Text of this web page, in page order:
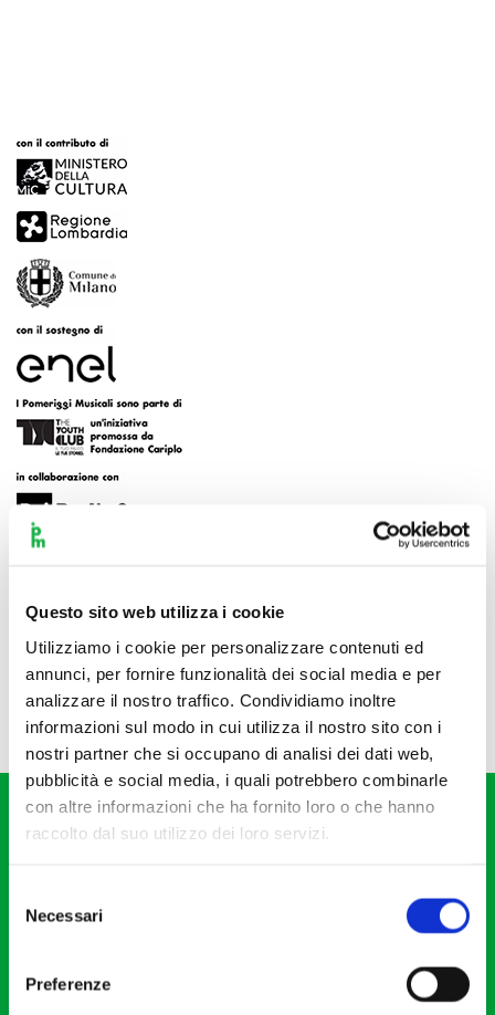
Questo sito web utilizza i cookie
Utilizziamo i cookie per personalizzare contenuti ed
annunci, per fornire funzionalità dei social media e per
analizzare il nostro traffico. Condividiamo inoltre
informazioni sul modo in cui utilizza il nostro sito con i
nostri partner che si occupano di analisi dei dati web,
pubblicità e social media, i quali potrebbero combinarle
con altre informazioni che ha fornito loro o che hanno
raccolto dal suo utilizzo dei loro servizi.
delNecessari
Preferenze
20121 Milano